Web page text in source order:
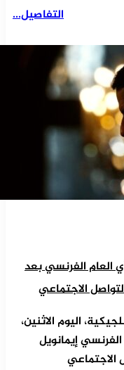
التفاصيل...
العام الفرنسي بعد
الاجتماعي
اليوم الاثنين،
إيمانويل